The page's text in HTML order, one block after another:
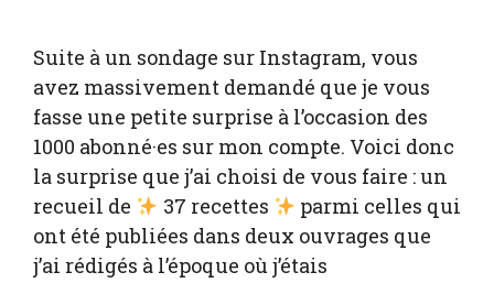
Suite à un sondage sur Instagram, vous
avez massivement demandé que je vous
fasse une petite surprise à l’occasion des
1000 abonné·es sur mon compte. Voici donc
la surprise que j’ai choisi de vous faire : un
recueil de
37 recettes
parmi celles qui
ont été publiées dans deux ouvrages que
j’ai rédigés à l’époque où j’étais